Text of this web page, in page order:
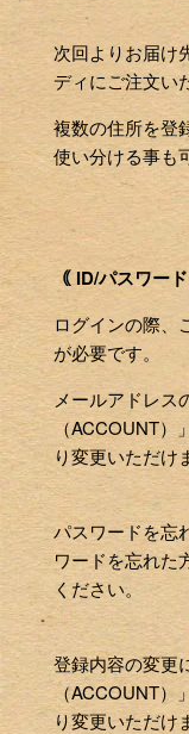
次回よりお届け
ディにご注文い
複数の住所を登
使い分ける事も
｟ ID/パスワー
ログインの際、
が必要です。
メールアドレス
（ACCOUNT
り変更いただけ
パスワードを忘
ワードを忘れた
ください。
登録内容の変更
（ACCOUNT
り変更いただけ